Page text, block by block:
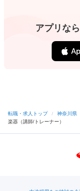
アプリな
転職・求人トップ / 神奈川県
楽器（講師/トレーナー）